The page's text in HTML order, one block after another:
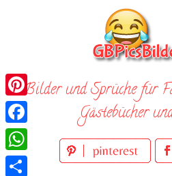
Bilder und Sprüche für
Gästebücher
Pinterest
Facebook
WhatsApp